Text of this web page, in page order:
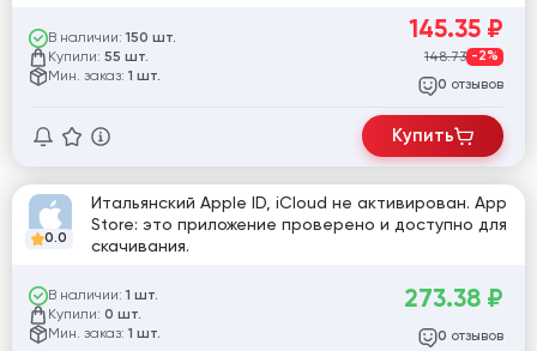
В наличии: 150 шт.
Купили: 55 шт.
Мин. заказ: 1 шт.
145.35 ₽
148.73 -2%
0 отзывов
Купить
0.0
Итальянский Apple ID, iCloud не активирован. App
Store: это приложение проверено и доступно для
скачивания.
В наличии: 1 шт.
Купили: 0 шт.
Мин. заказ: 1 шт.
273.38 ₽
0 отзывов